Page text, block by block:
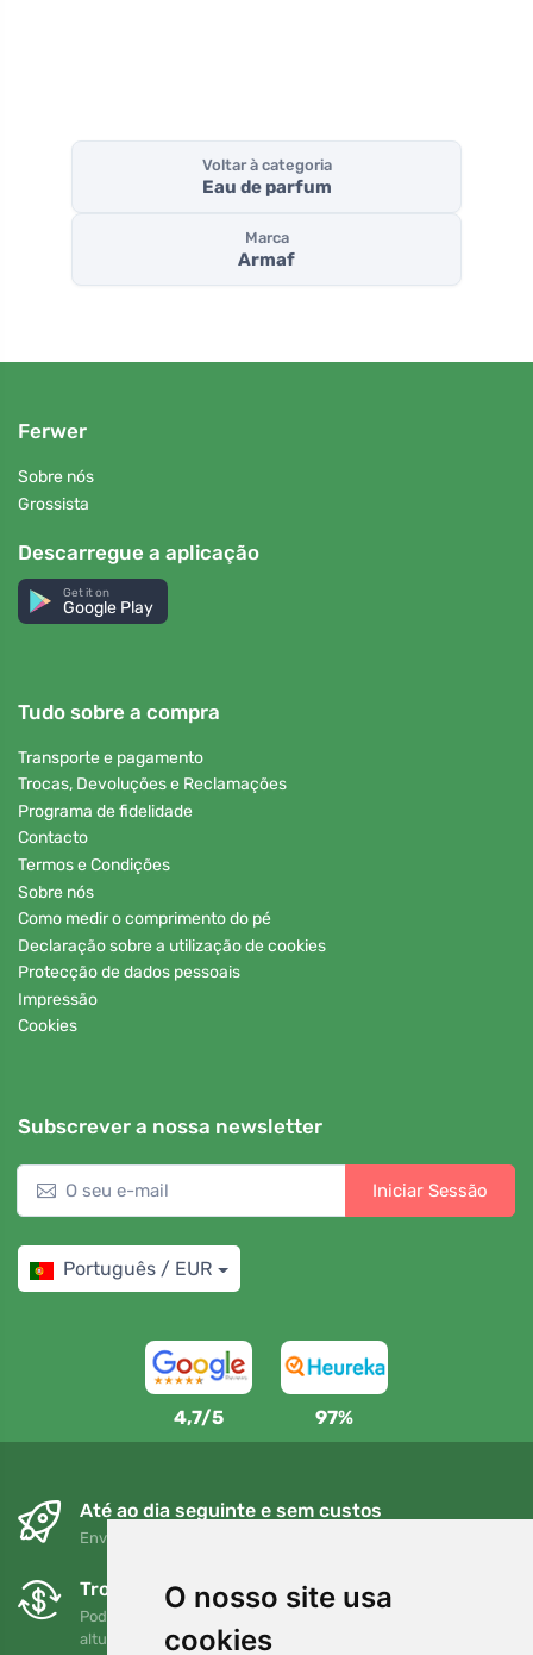
O nosso site usa
cookies
Voltar à categoria
Eau de parfum
Marca
Armaf
Ferwer
Sobre nós
Grossista
Descarregue a aplicação
Get it on
Google Play
Tudo sobre a compra
Transporte e pagamento
Trocas, Devoluções e Reclamações
Programa de fidelidade
Contacto
Termos e Condições
Sobre nós
Como medir o comprimento do pé
Declaração sobre a utilização de cookies
Protecção de dados pessoais
Impressão
Cookies
Subscrever a nossa newsletter
Iniciar Sessão
Português / EUR
4,7/5 97%
Até ao dia seguinte e sem custos
Envio gratuito para encomendas superiores a 80 EUR
Trocas e devoluções gratuitas
Pode devolver ou trocar a sua encomenda em qualquer
altura no prazo de 90 dias